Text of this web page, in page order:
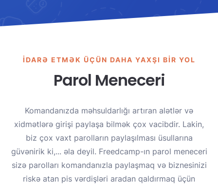
İDARƏ ETMƏK ÜÇÜN DAHA YAXŞI BIR YOL
Parol Meneceri
Komandanızda məhsuldarlığı artıran alətlər və
xidmətlərə girişi paylaşa bilmək çox vacibdir. Lakin,
biz çox vaxt parolların paylaşılması üsullarına
güvənirik ki,... əla deyil. Freedcamp-ın parol meneceri
sizə parolları komandanızla paylaşmaq və biznesinizi
riskə atan pis vərdişləri aradan qaldırmaq üçün